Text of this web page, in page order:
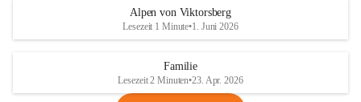
Alpen von Viktorsberg
Lesezeit 1 Minute•1. Juni 2026
Familie
Lesezeit 2 Minuten•23. Apr. 2026